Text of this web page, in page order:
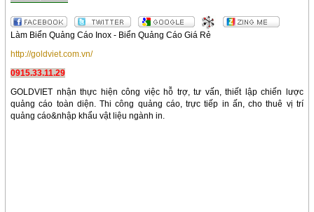
Làm Biển Quảng Cáo Inox - Biển Quảng Cáo Giá Rẻ
http://goldviet.com.vn/
0915.33.11.29
GOLDVIET nhận thực hiện công việc hỗ trợ, tư vấn, thiết lập chiến lược
quảng cáo toàn diện. Thi công quảng cáo, trực tiếp in ấn, cho thuê vị trí
quảng cáo&nhập khẩu vật liệu ngành in.